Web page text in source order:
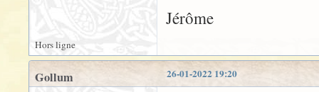
Jérôme
Hors ligne
26-01-2022 19:20
Gollum